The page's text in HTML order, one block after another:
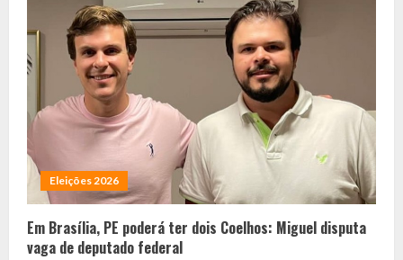
Eleições 2026
Em Brasília, PE poderá ter dois Coelhos: Miguel disputa
vaga de deputado federal